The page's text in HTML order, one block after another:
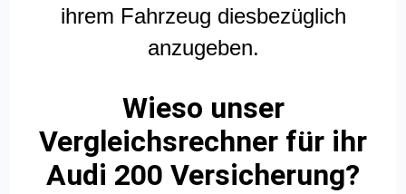
ihrem Fahrzeug diesbezüglich
anzugeben.
Wieso unser
Vergleichsrechner für ihr
Audi 200 Versicherung?